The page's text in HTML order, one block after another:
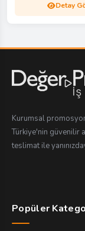
Detay
Kurumsal
Türkiye'nin güvenilir
teslimat ile
Popüler